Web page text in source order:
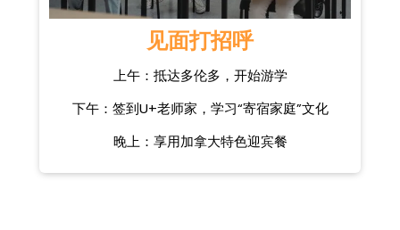
见面打招呼
上午：抵达多伦多，开始游学
下午：签到U+老师家，学习“寄宿家庭”文化
晚上：享用加拿大特色迎宾餐